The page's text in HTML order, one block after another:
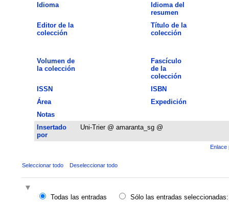
Idioma
Idioma del
resumen
Editor de la
colección
Título de la
colección
Volumen de
la colección
Fascículo
de la
colección
ISSN
ISBN
Área
Expedición
Notas
Insertado
por
Uni-Trier @ amaranta_sg @
Enlace
Seleccionar todo Deseleccionar todo
Todas las entradas
Sólo las entradas seleccionadas: